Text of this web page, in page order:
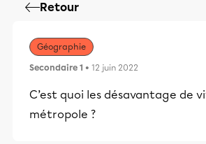
Retour
Géographie
Secondaire 1 • 12 juin 2022
C’est quoi les désavantage de
métropole ?